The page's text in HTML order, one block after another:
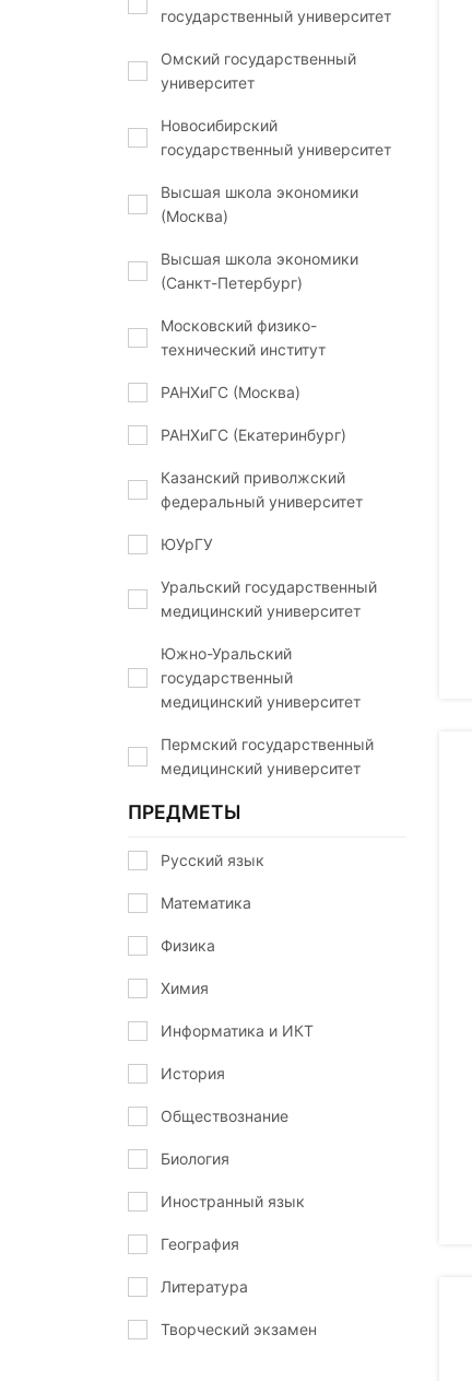
государственный университет
Омский государственный
университет
Новосибирский
государственный университет
Высшая школа экономики
(Москва)
Высшая школа экономики
(Санкт-Петербург)
Московский физико-
технический институт
РАНХиГС (Москва)
РАНХиГС (Екатеринбург)
Казанский приволжский
федеральный университет
ЮУрГУ
Уральский государственный
медицинский университет
Южно-Уральский
государственный
медицинский университет
Пермский государственный
медицинский университет
ПРЕДМЕТЫ
Русский язык
Математика
Физика
Химия
Информатика и ИКТ
История
Обществознание
Биология
Иностранный язык
География
Литература
Творческий экзамен